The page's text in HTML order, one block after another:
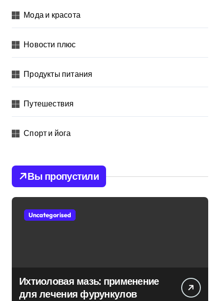
Мода и красота
Новости плюс
Продукты питания
Путешествия
Спорт и йога
Вы пропустили
Uncategorised
Ихтиоловая мазь: применение
для лечения фурункулов